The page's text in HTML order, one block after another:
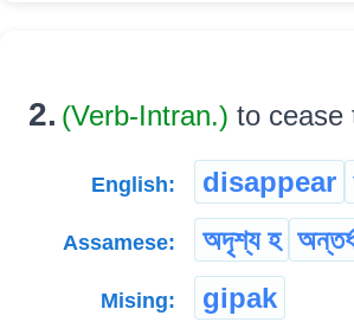
2. (Verb-Intran.) to cease
English: disappear
Assamese: অদৃশ্য হ
Mising: gipak